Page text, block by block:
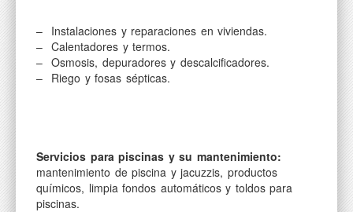
– Instalaciones y reparaciones en viviendas.
– Calentadores y termos.
– Osmosis, depuradores y descalcificadores.
– Riego y fosas sépticas.
Servicios para piscinas y su mantenimiento:
mantenimiento de piscina y jacuzzis, productos
químicos, limpia fondos automáticos y toldos para
piscinas.